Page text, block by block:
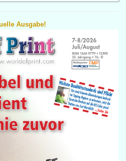
Ausgabe!